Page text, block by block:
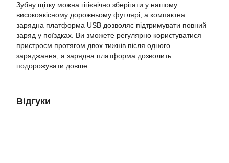
Зубну щітку можна гігієнічно зберігати у нашому
високоякісному дорожньому футлярі, а компактна
зарядна платформа USB дозволяє підтримувати повний
заряд у поїздках. Ви зможете регулярно користуватися
пристроєм протягом двох тижнів після одного
заряджання, а зарядна платформа дозволить
подорожувати довше.
Відгуки